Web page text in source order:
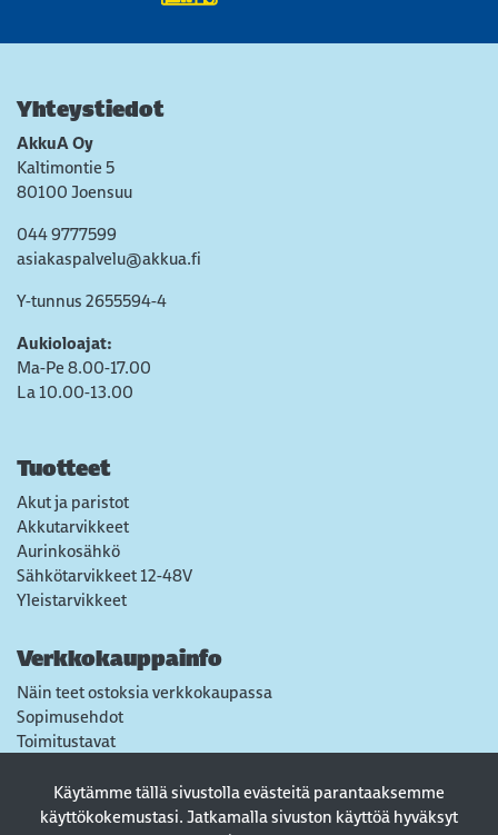
Käytämme tällä sivustolla evästeitä parantaaksemme
käyttökokemustasi. Jatkamalla sivuston käyttöä hyväksyt
Yhteystiedot
AkkuA Oy
Kaltimontie 5
80100 Joensuu
044 9777599
asiakaspalvelu@akkua.fi
Y-tunnus 2655594-4
Aukioloajat:
Ma-Pe 8.00-17.00
La 10.00-13.00
Tuotteet
Akut ja paristot
Akkutarvikkeet
Aurinkosähkö
Sähkötarvikkeet 12-48V
Yleistarvikkeet
Verkkokauppainfo
Näin teet ostoksia verkkokaupassa
Sopimusehdot
Toimitustavat
Tietosuojaseloste
Usein kysytyt kysymykset